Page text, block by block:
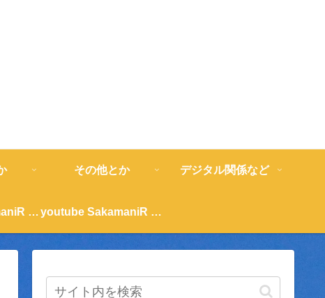
その他とか デジタル関係など
youtube SakamaniR 紹介 youtube SakamaniR 紹介